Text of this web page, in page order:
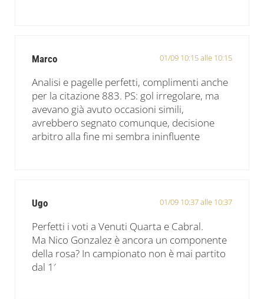
Marco 01/09 10:15 alle 10:15
Analisi e pagelle perfetti, complimenti anche
per la citazione 883. PS: gol irregolare, ma
avevano già avuto occasioni simili,
avrebbero segnato comunque, decisione
arbitro alla fine mi sembra ininfluente
Ugo 01/09 10:37 alle 10:37
Perfetti i voti a Venuti Quarta e Cabral.
Ma Nico Gonzalez è ancora un componente
della rosa? In campionato non è mai partito
dal 1′